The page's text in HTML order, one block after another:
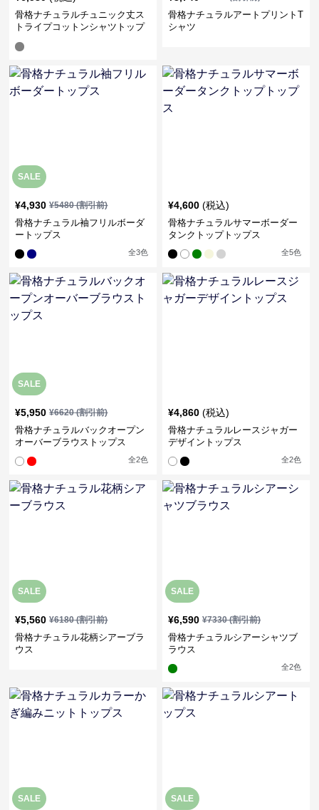
骨格ナチュラルチュニック丈ス
トライプコットンシャツトップ
骨格ナチュラルアートプリントT
シャツ
SALE
¥4,930 ¥5480(割引前)
骨格ナチュラル袖フリルボーダ
ートップス
全3色
¥4,600 (税込)
骨格ナチュラルサマーボーダー
タンクトップトップス
全5色
SALE
¥5,950 ¥6620(割引前)
骨格ナチュラルバックオープン
オーバーブラウストップス
全2色
¥4,860 (税込)
骨格ナチュラルレースジャガー
デザイントップス
全2色
SALE
¥5,560 ¥6180(割引前)
骨格ナチュラル花柄シアーブラ
ウス
SALE
¥6,590 ¥7330(割引前)
骨格ナチュラルシアーシャツブ
ラウス
全2色
SALE SALE